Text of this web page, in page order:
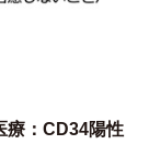
療：CD34陽性